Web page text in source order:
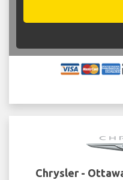
Chrysler -